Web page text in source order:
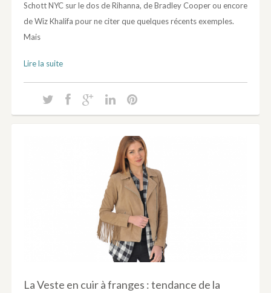
Schott NYC sur le dos de Rihanna, de Bradley Cooper ou encore
de Wiz Khalifa pour ne citer que quelques récents exemples.
Mais
Lire la suite
La Veste en cuir à franges : tendance de la